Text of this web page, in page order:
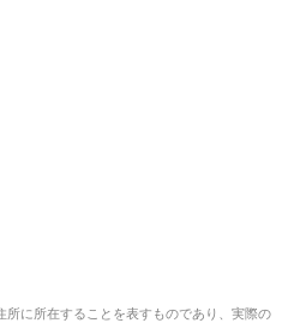
に所在することを表すものであり、実際の